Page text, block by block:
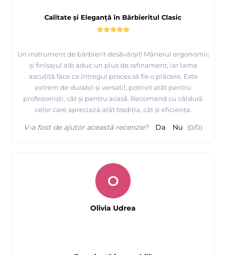
Calitate și Eleganță în Bărbieritul Clasic
Un instrument de bărbierit desăvârșit! Mânerul ergonomic
și finisajul alb aduc un plus de rafinament, iar lama
ascuțită face ca întregul proces să fie o plăcere. Este
extrem de durabil și versatil, potrivit atât pentru
profesioniști, cât și pentru acasă. Recomand cu căldură
celor care apreciază atât tradiția, cât și eficiența.
V-a fost de ajutor această recenzie? Da Nu (0/0)
O
Olivia Udrea